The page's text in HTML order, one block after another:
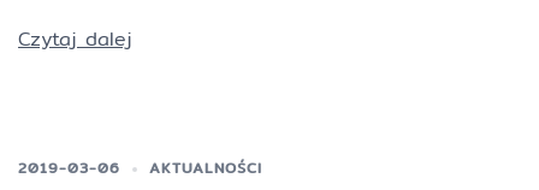
Czytaj dalej
2019-03-06 AKTUALNOŚCI